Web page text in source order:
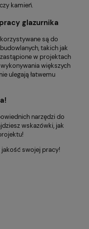
kamień.
glazurnika
są do
takich jak
w projektach
większych
ulegają łatwemu
narzędzi do
wskazówki, jak
swojej pracy!